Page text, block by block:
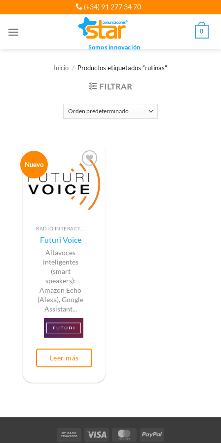
al
(+34) 91 277 34 70
Somos innovación
0
Inicio / Productos etiquetados “rutinas”
FILTRAR
Nuevo
Futuri Voice
Altavoces
inteligentes
(smart
speakers):
Amazon Echo
(Alexa), Google
Assistant...
Leer más
Bank
Visa MasterCardPayPal